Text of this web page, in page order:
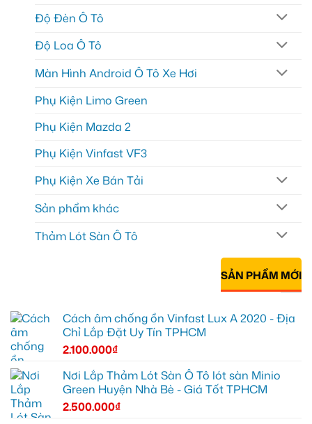
Độ Đèn Ô Tô
Độ Loa Ô Tô
Màn Hình Android Ô Tô Xe Hơi
Phụ Kiện Limo Green
Phụ Kiện Mazda 2
Phụ Kiện Vinfast VF3
Phụ Kiện Xe Bán Tải
Sản phẩm khác
Thảm Lót Sàn Ô Tô
SẢN PHẨM MỚI
Cách âm chống ồn Vinfast Lux A 2020 - Địa
Chỉ Lắp Đặt Uy Tín TPHCM
2.100.000₫
Nơi Lắp Thảm Lót Sàn Ô Tô lót sàn Minio
Green Huyện Nhà Bè - Giá Tốt TPHCM
2.500.000₫